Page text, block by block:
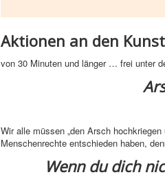
Aktionen an den
von 30 Minuten und länger … frei unter
Wir alle müssen „den Arsch
Menschenrechte entschieden haben,
Wenn du dich